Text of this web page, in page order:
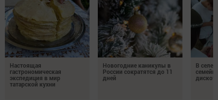
Настоящая
гастрономическая
экспедиция в мир
татарской кухни
Новогодние каникулы в
России сократятся до 11
дней
В селе